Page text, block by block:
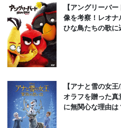
【アングリーバ
像を考察！レオナ
ひな鳥たちの歌
【アナと雪の女
オラフを贈った
に無関心な理由